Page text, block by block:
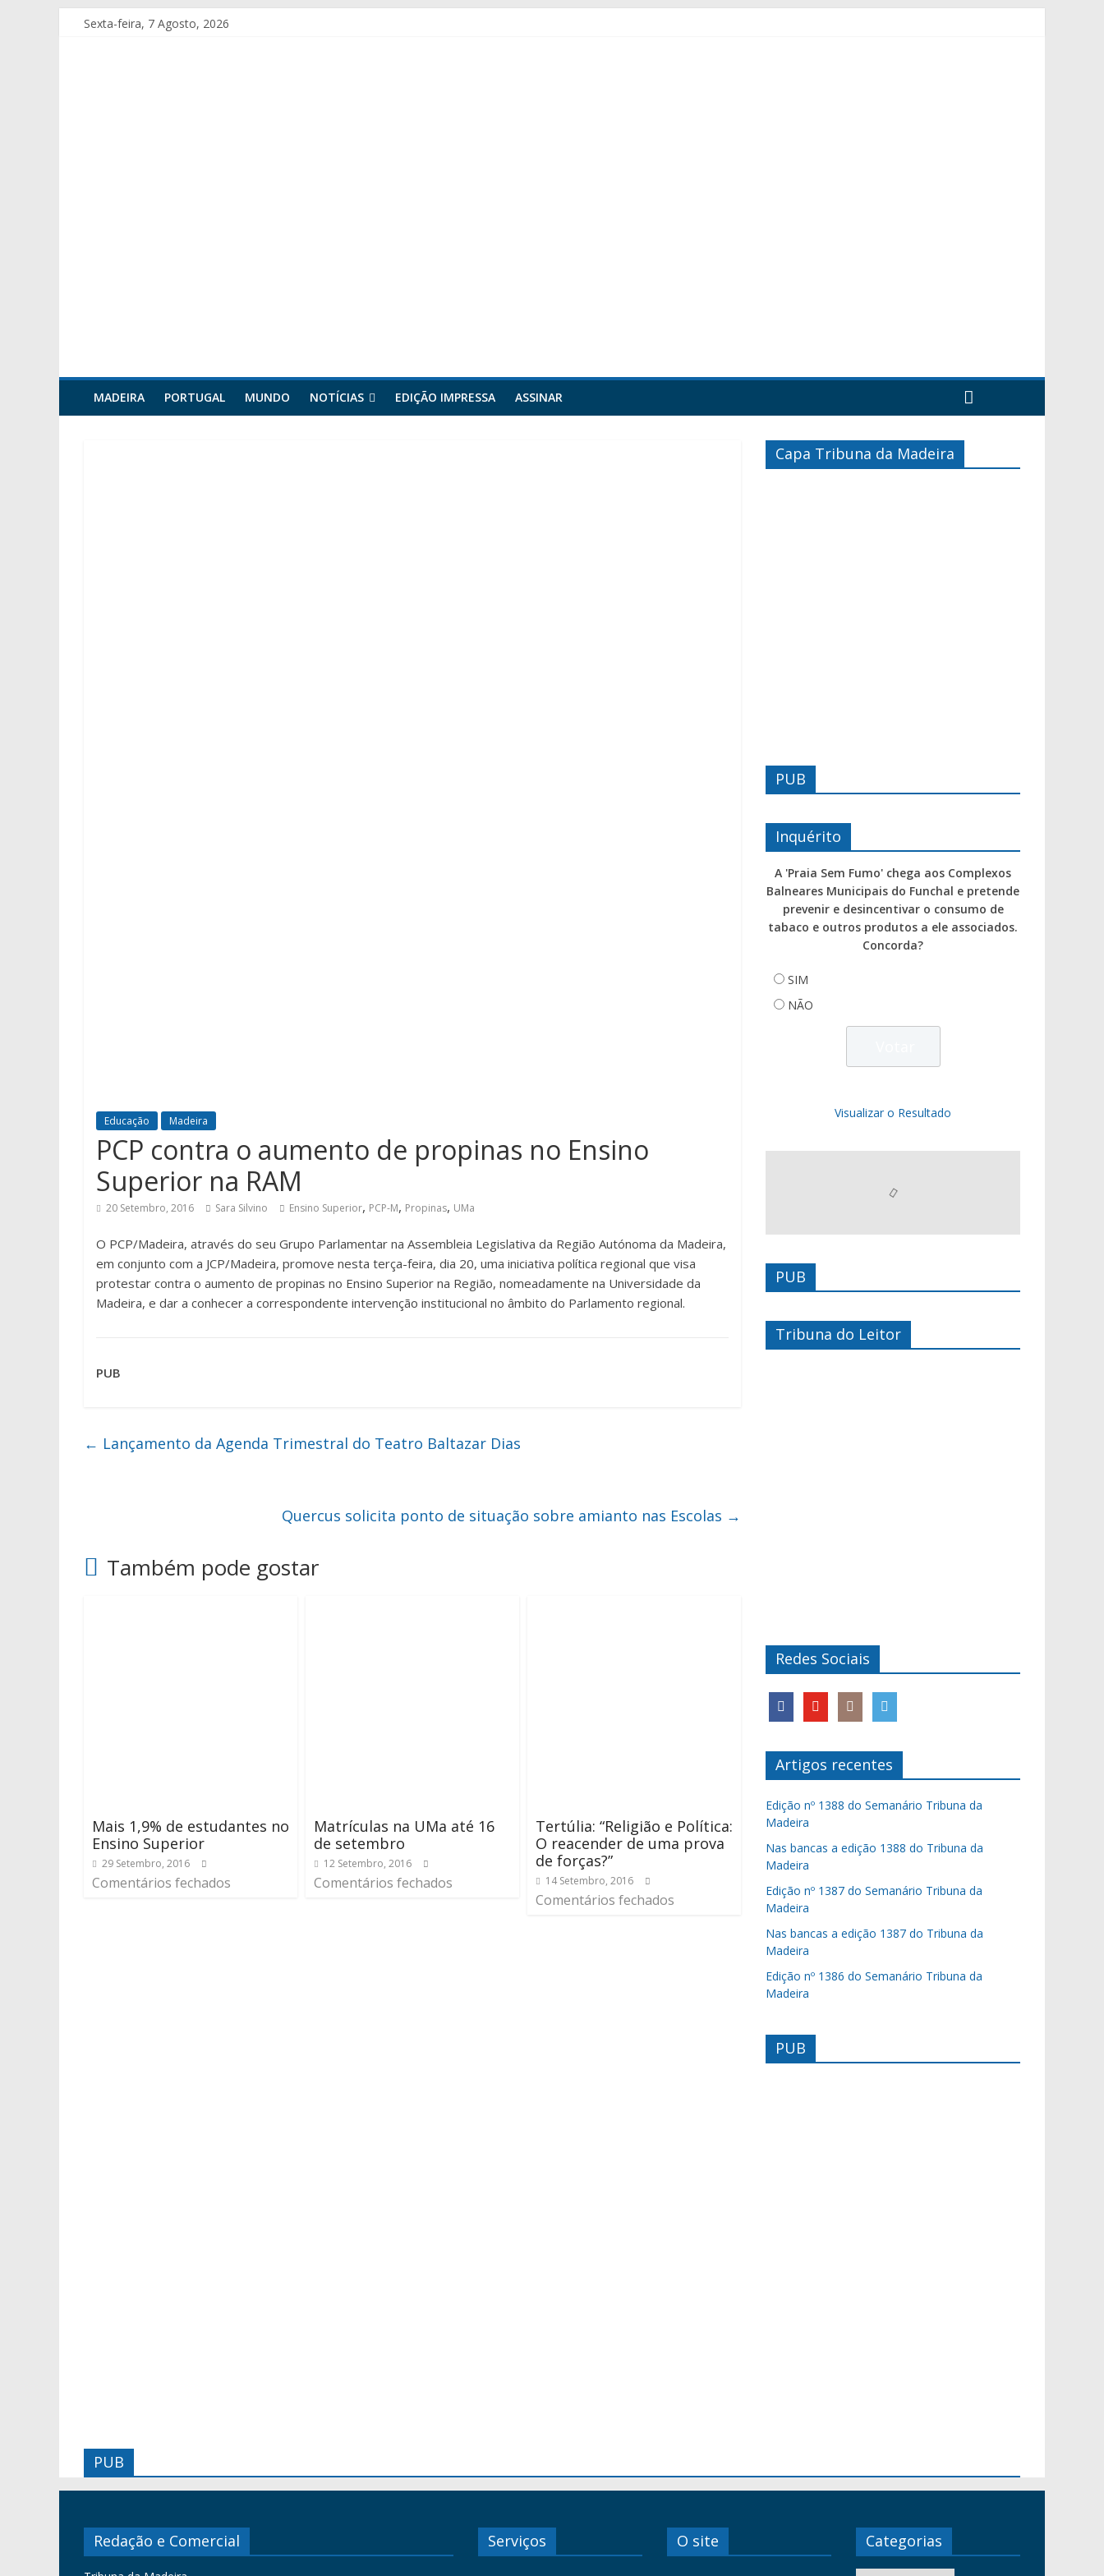
Sexta-feira, 7 Agosto, 2026
MADEIRA PORTUGAL MUNDO NOTÍCIAS EDIÇÃO IMPRESSA ASSINAR
Educação Madeira
PCP contra o aumento de propinas no Ensino
Superior na RAM
20 Setembro, 2016 Sara Silvino Ensino Superior, PCP-M, Propinas, UMa
O PCP/Madeira, através do seu Grupo Parlamentar na Assembleia Legislativa da Região Autónoma da Madeira,
em conjunto com a JCP/Madeira, promove nesta terça-feira, dia 20, uma iniciativa política regional que visa
protestar contra o aumento de propinas no Ensino Superior na Região, nomeadamente na Universidade da
Madeira, e dar a conhecer a correspondente intervenção institucional no âmbito do Parlamento regional.
PUB
← Lançamento da Agenda Trimestral do Teatro Baltazar Dias
Quercus solicita ponto de situação sobre amianto nas Escolas →
Também pode gostar
Mais 1,9% de estudantes no
Ensino Superior
29 Setembro, 2016
Comentários fechados
Matrículas na UMa até 16
de setembro
12 Setembro, 2016
Comentários fechados
Tertúlia: “Religião e Política:
O reacender de uma prova
de forças?”
14 Setembro, 2016
Comentários fechados
Capa Tribuna da Madeira
PUB
Inquérito
A 'Praia Sem Fumo' chega aos Complexos
Balneares Municipais do Funchal e pretende
prevenir e desincentivar o consumo de
tabaco e outros produtos a ele associados.
Concorda?
SIM
NÃO
Visualizar o Resultado
PUB
Tribuna do Leitor
Redes Sociais
Artigos recentes
Edição nº 1388 do Semanário Tribuna da
Madeira
Nas bancas a edição 1388 do Tribuna da
Madeira
Edição nº 1387 do Semanário Tribuna da
Madeira
Nas bancas a edição 1387 do Tribuna da
Madeira
Edição nº 1386 do Semanário Tribuna da
Madeira
PUB
PUB
Redação e Comercial Serviços O site Categorias